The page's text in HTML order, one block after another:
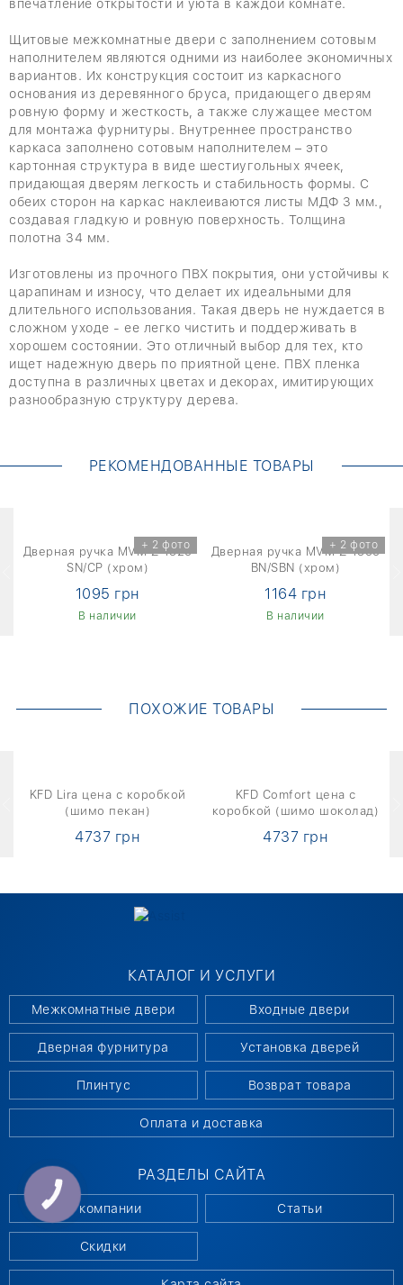
впечатление открытости и уюта в каждой комнате.
Щитовые межкомнатные двери с заполнением сотовым
наполнителем являются одними из наиболее экономичных
вариантов. Их конструкция состоит из каркасного
основания из деревянного бруса, придающего дверям
ровную форму и жесткость, а также служащее местом
для монтажа фурнитуры. Внутреннее пространство
каркаса заполнено сотовым наполнителем – это
картонная структура в виде шестиугольных ячеек,
придающая дверям легкость и стабильность формы. С
обеих сторон на каркас наклеиваются листы МДФ 3 мм.,
создавая гладкую и ровную поверхность. Толщина
полотна 34 мм.
Изготовлены из прочного ПВХ покрытия, они устойчивы к
царапинам и износу, что делает их идеальными для
длительного использования. Такая дверь не нуждается в
сложном уходе - ее легко чистить и поддерживать в
хорошем состоянии. Это отличный выбор для тех, кто
ищет надежную дверь по приятной цене. ПВХ пленка
доступна в различных цветах и ​​декорах, имитирующих
разнообразную структуру дерева.
РЕКОМЕНДОВАННЫЕ ТОВАРЫ
+ 2 фото
Дверная ручка MVM Z-1325
SN/CP (хром)
1095 грн
В наличии
+ 2 фото
Дверная ручка MVM Z-1355
BN/SBN (хром)
1164 грн
В наличии
ПОХОЖИЕ ТОВАРЫ
KFD Lira цена с коробкой
(шимо пекан)
4737 грн
KFD Comfort цена с
коробкой (шимо шоколад)
4737 грн
КАТАЛОГ И УСЛУГИ
Межкомнатные двери Входные двери
Дверная фурнитура Установка дверей
Плинтус Возврат товара
Оплата и доставка
РАЗДЕЛЫ САЙТА
О компании Статьи
Скидки
КНОПКА
СВЯЗИ